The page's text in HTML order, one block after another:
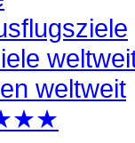
weltweit
★★★